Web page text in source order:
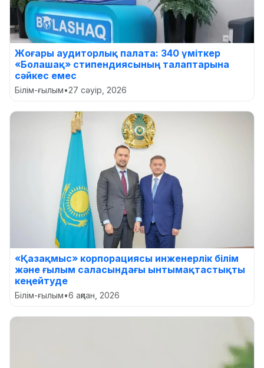
Жоғары аудиторлық палата: 340 үміткер
«Болашақ» стипендиясының талаптарына
сәйкес емес
Білім-ғылым•27 сәуір, 2026
«Қазақмыс» корпорациясы инженерлік білім
және ғылым саласындағы ынтымақтастықты
кеңейтуде
Білім-ғылым•6 ақпан, 2026